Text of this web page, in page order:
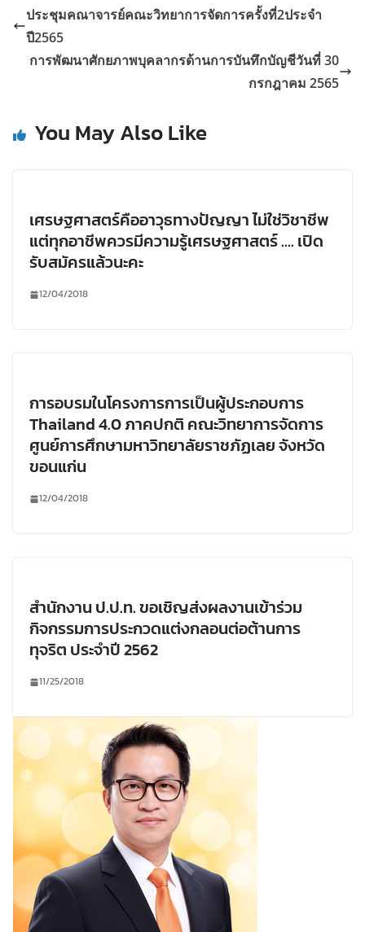
ประชุมคณาจารย์คณะวิทยาการจัดการครั้งที่2ประจำ
ปี2565
การพัฒนาศักยภาพบุคลากรด้านการบันทึกบัญชีวันที่ 30
กรกฎาคม 2565
You May Also Like
เศรษฐศาสตร์คืออาวุธทางปัญญา ไม่ใช่วิชาชีพ
แต่ทุกอาชีพควรมีความรู้เศรษฐศาสตร์ …. เปิด
รับสมัครแล้วนะคะ
12/04/2018
การอบรมในโครงการการเป็นผู้ประกอบการ
Thailand 4.0 ภาคปกติ คณะวิทยาการจัดการ
ศูนย์การศึกษามหาวิทยาลัยราชภัฏเลย จังหวัด
ขอนแก่น
12/04/2018
สำนักงาน ป.ป.ท. ขอเชิญส่งผลงานเข้าร่วม
กิจกรรมการประกวดแต่งกลอนต่อต้านการ
ทุจริต ประจำปี 2562
11/25/2018